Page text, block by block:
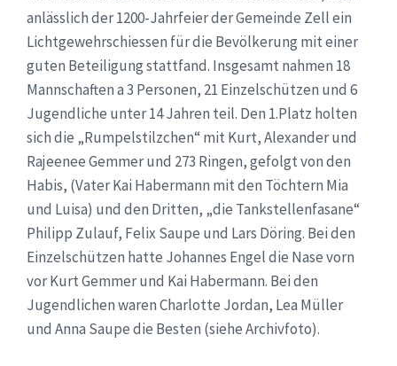
anlässlich der 1200-Jahrfeier der Gemeinde Zell ein
Lichtgewehrschiessen für die Bevölkerung mit einer
guten Beteiligung stattfand. Insgesamt nahmen 18
Mannschaften a 3 Personen, 21 Einzelschützen und 6
Jugendliche unter 14 Jahren teil. Den 1.Platz holten
sich die „Rumpelstilzchen“ mit Kurt, Alexander und
Rajeenee Gemmer und 273 Ringen, gefolgt von den
Habis, (Vater Kai Habermann mit den Töchtern Mia
und Luisa) und den Dritten, „die Tankstellenfasane“
Philipp Zulauf, Felix Saupe und Lars Döring. Bei den
Einzelschützen hatte Johannes Engel die Nase vorn
vor Kurt Gemmer und Kai Habermann. Bei den
Jugendlichen waren Charlotte Jordan, Lea Müller
und Anna Saupe die Besten (siehe Archivfoto).